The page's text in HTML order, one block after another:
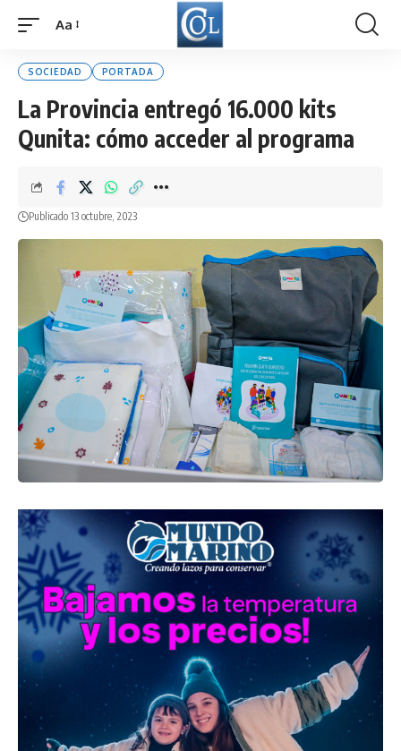
Font
Aa
SOCIEDAD PORTADA
La Provincia entregó 16.000 kits
Qunita: cómo acceder al programa
Publicado 13 octubre, 2023